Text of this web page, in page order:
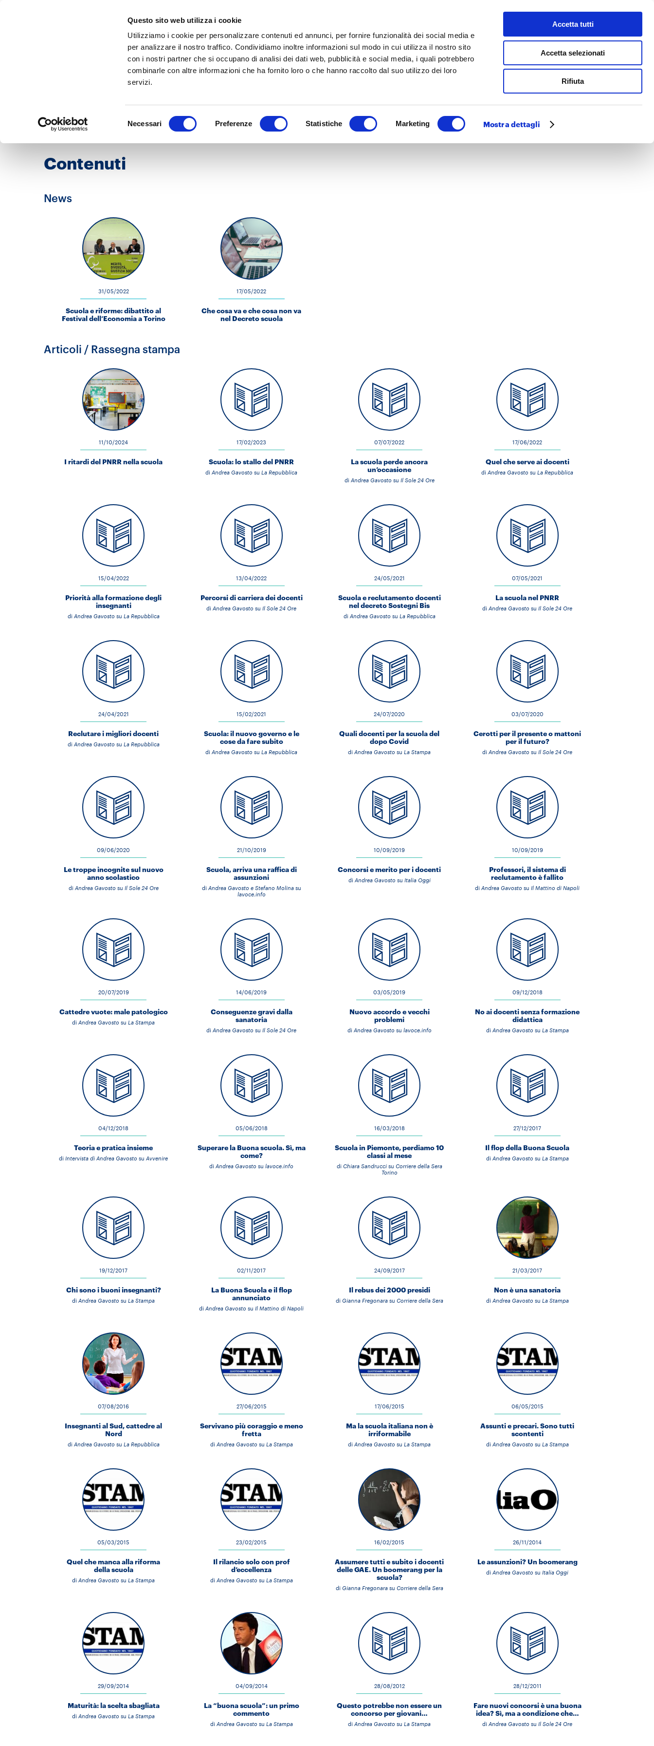
Questo sito web utilizza i cookie
Utilizziamo i cookie per personalizzare contenuti ed annunci, per fornire funzionalità dei social media e
per analizzare il nostro traffico. Condividiamo inoltre informazioni sul modo in cui utilizza il nostro sito
con i nostri partner che si occupano di analisi dei dati web, pubblicità e social media, i quali potrebbero
combinarle con altre informazioni che ha fornito loro o che hanno raccolto dal suo utilizzo dei loro
servizi.
Necessari Preferenze Statistiche Marketing Mostra dettagli
Accetta tutti
Accetta selezionati
Rifiuta
Reclutamento
Contenuti
News
31/05/2022
Scuola e riforme: dibattito al
Festival dell’Economia a Torino
17/05/2022
Che cosa va e che cosa non va
nel Decreto scuola
Articoli / Rassegna stampa
11/10/2024
I ritardi del PNRR nella scuola
17/02/2023
Scuola: lo stallo del PNRR
diAndrea GavostosuLa Repubblica
07/07/2022
La scuola perde ancora
un’occasione
di Andrea Gavosto su Il Sole 24 Ore
17/06/2022
Quel che serve ai docenti
diAndrea GavostosuLa Repubblica
15/04/2022
Priorità alla formazione degli
insegnanti
di Andrea Gavosto su La Repubblica
13/04/2022
Percorsi di carriera dei docenti
diAndrea GavostosuIl Sole 24 Ore
24/05/2021
Scuola e reclutamento docenti
nel decreto Sostegni Bis
di Andrea Gavosto su La Repubblica
07/05/2021
La scuola nel PNRR
diAndrea GavostosuIl Sole 24 Ore
24/04/2021
Reclutare i migliori docenti
di Andrea Gavosto su La Repubblica
15/02/2021
Scuola: il nuovo governo e le
cose da fare subito
diAndrea GavostosuLa Repubblica
24/07/2020
Quali docenti per la scuola del
dopo Covid
diAndrea GavostosuLa Stampa
03/07/2020
Cerotti per il presente o mattoni
per il futuro?
diAndrea GavostosuIl Sole 24 Ore
09/06/2020
Le troppe incognite sul nuovo
anno scolastico
di Andrea Gavosto su Il Sole 24 Ore
21/10/2019
Scuola, arriva una raffica di
assunzioni
di Andrea Gavosto e Stefano Molina su
lavoce.info
10/09/2019
Concorsi e merito per i docenti
di Andrea Gavosto su Italia Oggi
10/09/2019
Professori, il sistema di
reclutamento è fallito
diAndrea GavostosuIl Mattino di Napoli
20/07/2019
Cattedre vuote: male patologico
diAndrea GavostosuLa Stampa
14/06/2019
Conseguenze gravi dalla
sanatoria
diAndrea GavostosuIl Sole 24 Ore
03/05/2019
Nuovo accordo e vecchi
problemi
di Andrea Gavosto su lavoce.info
09/12/2018
No ai docenti senza formazione
didattica
di Andrea Gavosto su La Stampa
04/12/2018
Teoria e pratica insieme
diIntervista di Andrea GavostosuAvvenire
05/06/2018
Superare la Buona scuola. Sì, ma
come?
diAndrea Gavostosulavoce.info
16/03/2018
Scuola in Piemonte, perdiamo 10
classi al mese
di Chiara Sandrucci su Corriere della Sera
Torino
27/12/2017
Il flop della Buona Scuola
di Andrea Gavosto su La Stampa
19/12/2017
Chi sono i buoni insegnanti?
diAndrea GavostosuLa Stampa
02/11/2017
La Buona Scuola e il flop
annunciato
diAndrea GavostosuIl Mattino di Napoli
24/09/2017
Il rebus dei 2000 presidi
di Gianna Fregonara su Corriere della Sera
21/03/2017
Non è una sanatoria
di Andrea Gavosto su La Stampa
07/08/2016
Insegnanti al Sud, cattedre al
Nord
di Andrea Gavosto su La Repubblica
27/06/2015
Servivano più coraggio e meno
fretta
di Andrea Gavosto su La Stampa
17/06/2015
Ma la scuola italiana non è
irriformabile
diAndrea GavostosuLa Stampa
06/05/2015
Assunti e precari. Sono tutti
scontenti
di Andrea Gavosto su La Stampa
05/03/2015
Quel che manca alla riforma
della scuola
diAndrea GavostosuLa Stampa
23/02/2015
Il rilancio solo con prof
d’eccellenza
di Andrea Gavosto su La Stampa
16/02/2015
Assumere tutti e subito i docenti
delle GAE. Un boomerang per la
scuola?
di Gianna Fregonara su Corriere della Sera
26/11/2014
Le assunzioni? Un boomerang
diAndrea GavostosuItalia Oggi
29/09/2014
Maturità: la scelta sbagliata
diAndrea GavostosuLa Stampa
04/09/2014
La “buona scuola”: un primo
commento
di Andrea Gavosto su La Stampa
28/08/2012
Questo potrebbe non essere un
concorso per giovani…
diAndrea GavostosuLa Stampa
28/12/2011
Fare nuovi concorsi è una buona
idea? Sì, ma a condizione che…
diAndrea GavostosuIl Sole 24 Ore